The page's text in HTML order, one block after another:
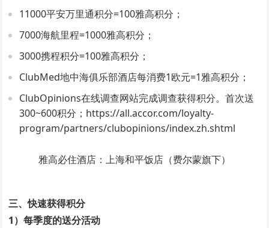
11000平安万里通积分=100雅高积分；
7000海航里程=1000雅高积分；
3000携程积分=100雅高积分；
ClubMed地中海俱乐部酒店每消费1欧元=1雅高积分；
ClubOpinions在线调查网站完成调查获得积分。首次送
300~600积分；https://all.accor.com/loyalty-
program/partners/clubopinions/index.zh.shtml
雅高必住酒店：上海和平饭店（费尔蒙旗下）
三、快速获得积分
1）每季度的送分活动